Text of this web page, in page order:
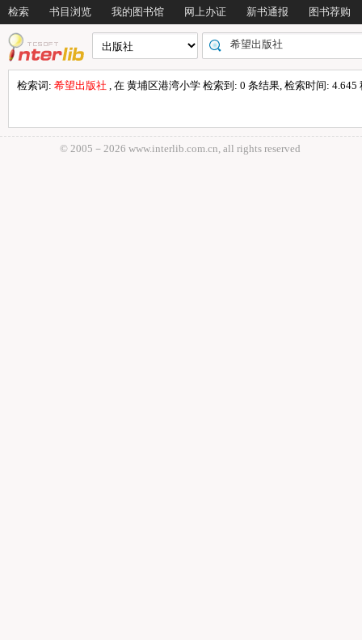
检索 书目浏览 我的图书馆 网上办证 新书通报 图书荐购
检索词: 希望出版社 , 在 黄埔区港湾小学 检索到: 0 条结果, 检索时间: 4.645
© 2005－ 2026 www.interlib.com.cn, all rights reserved